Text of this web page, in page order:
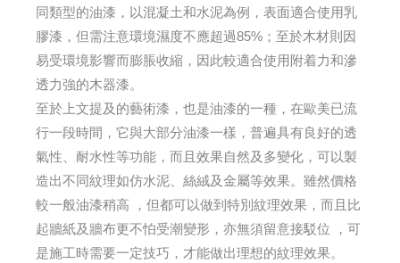
同類型的油漆，以混凝土和水泥為例，表面適合使用乳
膠漆，但需注意環境濕度不應超過85%；至於木材則因
易受環境影響而膨脹收縮，因此較適合使用附着力和滲
透力強的木器漆。
至於上文提及的藝術漆，也是油漆的一種，在歐美已流
行一段時間，它與大部分油漆一樣，普遍具有良好的透
氣性、耐水性等功能，而且效果自然及多變化，可以製
造出不同紋理如仿水泥、絲絨及金屬等效果。雖然價格
較一般油漆稍高 ，但都可以做到特別紋理效果，而且比
起牆紙及牆布更不怕受潮變形，亦無須留意接駁位 ，可
是施工時需要一定技巧，才能做出理想的紋理效果。